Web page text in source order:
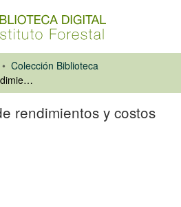
Colección Biblioteca
Modelo predictor de rendimientos y costos de explotación
rendimientos y costos